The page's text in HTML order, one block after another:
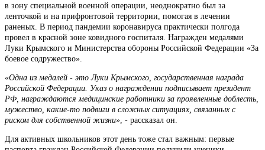
в зону специальной военной операции, неоднократно был за
ленточкой и на прифронтовой территории, помогая в лечении
раненых. В период пандемии коронавируса практически полгода
провел в красной зоне ковидного госпиталя. Награжден медалями
Луки Крымского и Министерства обороны Российской Федерации «За
боевое содружество».
«Одна из медалей - это Луки Крымского, государственная награда
Российской Федерации. Указ о награждении подписывает президент
РФ, награждаются медицинские работники за проявленные доблесть,
мужество, какие-то подвиги в сложных ситуациях, связанных с
риском для собственной жизни» , - рассказал он.
Для активных школьников этот день тоже стал важным: первые